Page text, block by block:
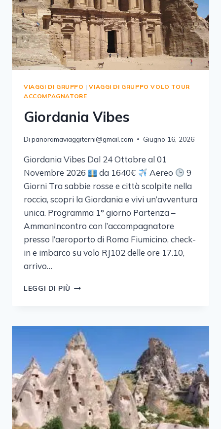
VIAGGI DI GRUPPO |VIAGGI DI GRUPPO VOLO TOUR
ACCOMPAGNATORE
Giordania Vibes
Di panoramaviaggiterni@gmail.com Giugno 16, 2026
Giordania Vibes Dal 24 Ottobre al 01
Novembre 2026
da 1640€ Aereo
9
Giorni Tra sabbie rosse e città scolpite nella
roccia, scopri la Giordania e vivi un’avventura
unica. Programma 1° giorno Partenza –
AmmanIncontro con l’accompagnatore
presso l’aeroporto di Roma Fiumicino, check-
in e imbarco su volo RJ102 delle ore 17.10,
arrivo…
LEGGI DI PIÙ GIORDANIA